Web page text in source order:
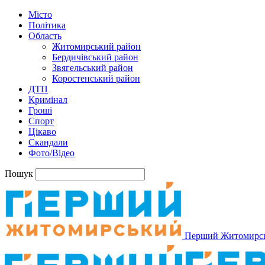
Місто
Політика
Область
Житомирський район
Бердичівський район
Звягельський район
Коростенський район
ДТП
Кримінал
Гроші
Спорт
Цікаво
Скандали
Фото/Відео
Пошук
Перший